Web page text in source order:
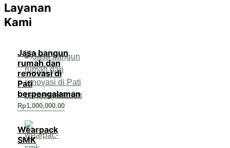
Layanan
Kami
Jasa bangun
rumah dan
renovasi di
Pati
berpengalaman
Rp1,000,000.00
Wearpack
SMK